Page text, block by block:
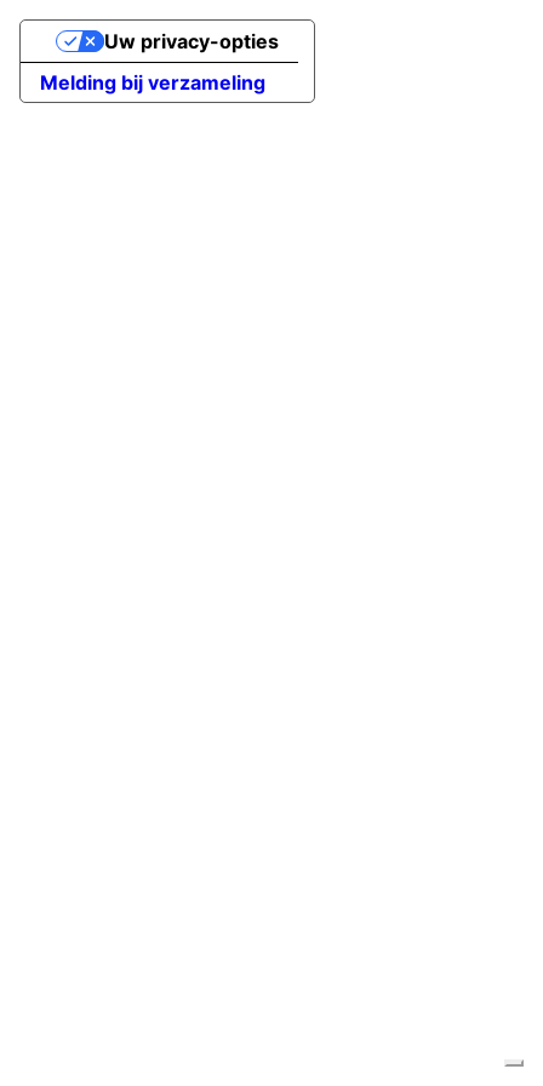
Melding bij verzameling
Uw privacy-opties